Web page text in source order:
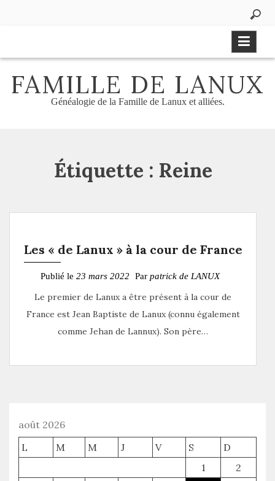
FAMILLE DE LANUX
Généalogie de la Famille de Lanux et alliées.
Étiquette : Reine
Les « de Lanux » à la cour de France
Publié le 23 mars 2022 Par patrick de LANUX
Le premier de Lanux a être présent à la cour de
France est Jean Baptiste de Lanux (connu également
comme Jehan de Lannux). Son père…
août 2026
L
M M J V S
D
1
2